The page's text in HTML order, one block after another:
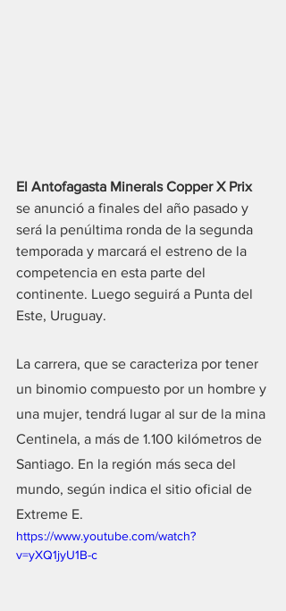
El Antofagasta Minerals Copper X Prix
se anunció a finales del año pasado y
será la penúltima ronda de la segunda
temporada y marcará el estreno de la
competencia en esta parte del
continente. Luego seguirá a Punta del
Este, Uruguay.
La carrera, que se caracteriza por tener
un binomio compuesto por un hombre y
una mujer, tendrá lugar al sur de la mina
Centinela, a más de 1.100 kilómetros de
Santiago. En la región más seca del
mundo, según indica el sitio oficial de
Extreme E.
https://www.youtube.com/watch?
v=yXQ1jyU1B-c